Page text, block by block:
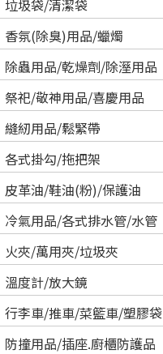
垃圾袋/清潔袋
香氛(除臭)用品/蠟燭
除蟲用品/乾燥劑/除溼用品
祭祀/敬神用品/喜慶用品
縫紉用品/鬆緊帶
各式掛勾/拖把架
皮革油/鞋油(粉)/保護油
冷氣用品/各式排水管/水管
火夾/萬用夾/垃圾夾
溫度計/放大鏡
行李車/推車/菜籃車/塑膠袋
防撞用品/插座.廚櫃防護品